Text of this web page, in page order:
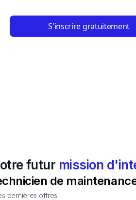
S'inscrire gratuitement
futur mission
de
dernières offres